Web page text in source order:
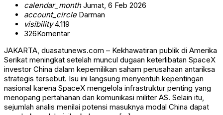
calendar_monthJumat, 6 Feb 2026
account_circleDarman
visibility4.119
326Komentar
JAKARTA, duasatunews.com – Kekhawatiran publik di Amerika
Serikat meningkat setelah muncul dugaan keterlibatan SpaceX
investor China dalam kepemilikan saham perusahaan antariksa
strategis tersebut. Isu ini langsung menyentuh kepentingan
nasional karena SpaceX mengelola infrastruktur penting yang
menopang pertahanan dan komunikasi militer AS. Selain itu,
sejumlah analis menilai potensi masuknya modal China dapat